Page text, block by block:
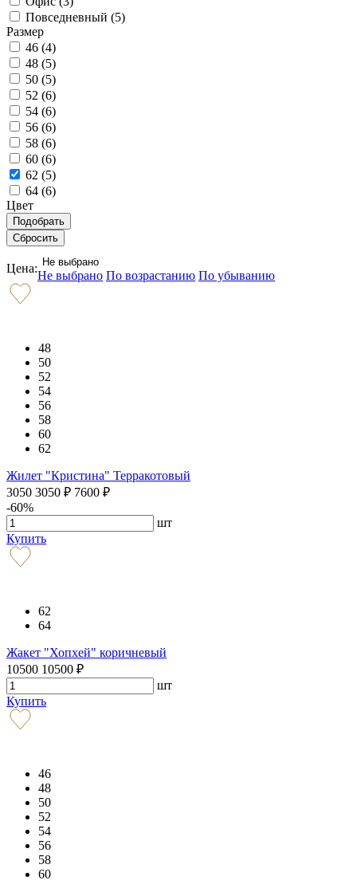
Повседневный (5)
Размер
46 (4)
48 (5)
50 (5)
52 (6)
54 (6)
56 (6)
58 (6)
60 (6)
62 (5)
64 (6)
Цвет
Цена: Не выбрано
Не выбрано По возрастанию По убыванию
48
50
52
54
56
58
60
62
Жилет "Кристина" Терракотовый
3050 3050 ₽ 7600 ₽
-60%
шт
Купить
62
64
Жакет "Хопхей" коричневый
10500 10500 ₽
шт
Купить
46
48
50
52
54
56
58
60